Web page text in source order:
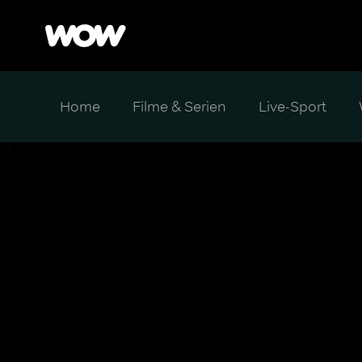
Home Filme & Serien Live-Sport